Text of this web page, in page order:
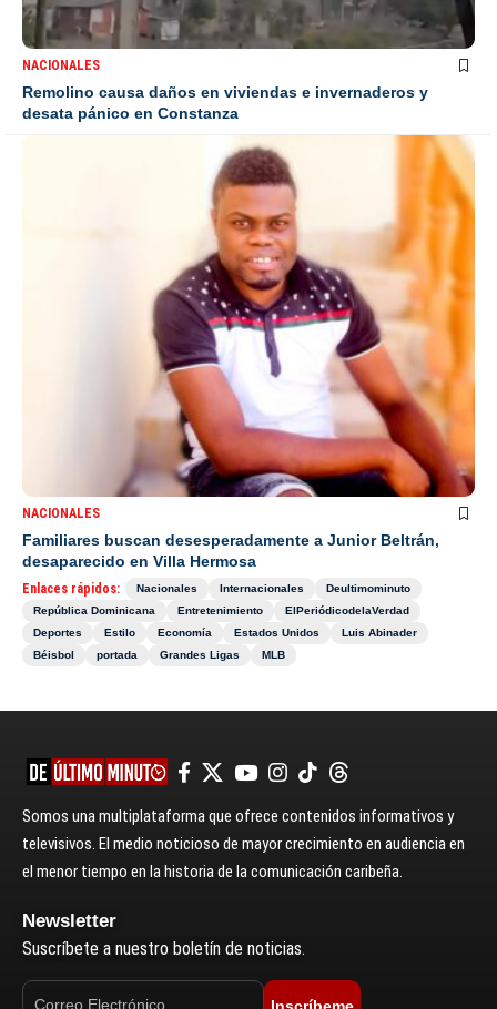
NACIONALES
Remolino causa daños en viviendas e invernaderos y
desata pánico en Constanza
NACIONALES
Familiares buscan desesperadamente a Junior Beltrán,
desaparecido en Villa Hermosa
Enlaces rápidos: Nacionales Internacionales
Deultimominuto
República Dominicana
Entretenimiento
ElPeriódicodelaVerdad
Deportes
Estilo Economía Estados Unidos
Luis Abinader
Béisbol
portada Grandes Ligas MLB
Somos una multiplataforma que ofrece contenidos informativos y
televisivos. El medio noticioso de mayor crecimiento en audiencia en
el menor tiempo en la historia de la comunicación caribeña.
Newsletter
Suscríbete a nuestro boletín de noticias.
Inscríbeme